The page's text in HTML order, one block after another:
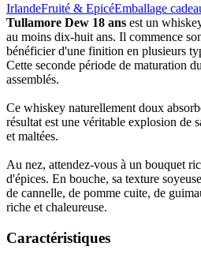
IrlandeFruité & EpicéEmballage
Tullamore Dew 18 ans est un
au moins dix-huit ans. Il commence
bénéficier d'une finition en plusieurs
Cette seconde période de maturation
assemblés.
Ce whiskey naturellement doux
résultat est une véritable explosion de
et maltées.
Au nez, attendez-vous à un bouquet
d'épices. En bouche, sa texture
de cannelle, de pomme cuite, de
riche et chaleureuse.
Caractéristiques